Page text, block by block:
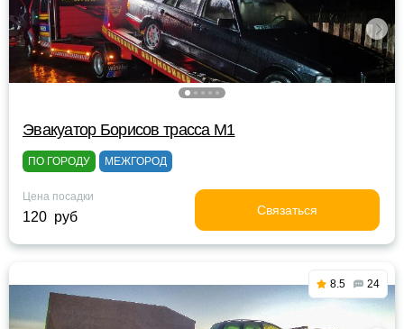
Эвакуатор Борисов трасса М1
ПО ГОРОДУ МЕЖГОРОД
Цена посадки
120 руб Связаться
8.5 24